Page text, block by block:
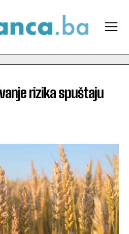
rizika spuštaju